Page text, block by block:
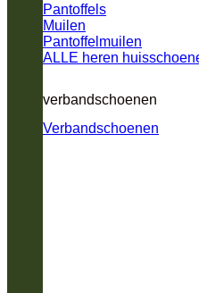
Pantoffels
Muilen
Pantoffelmuilen
ALLE heren
verbandschoenen
Verbandschoenen